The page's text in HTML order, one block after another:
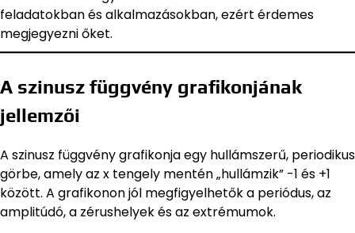
feladatokban és alkalmazásokban, ezért érdemes
megjegyezni őket.
A szinusz függvény grafikonjának
jellemzői
A szinusz függvény grafikonja egy hullámszerű, periodikus
görbe, amely az x tengely mentén „hullámzik” -1 és +1
között. A grafikonon jól megfigyelhetők a periódus, az
amplitúdó, a zérushelyek és az extrémumok.